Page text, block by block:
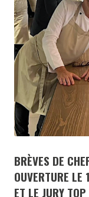
BRÈVES DE
OUVERTURE LE
ET LE JURY